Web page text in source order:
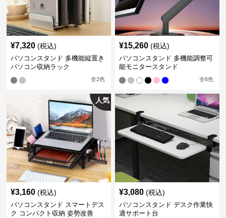
¥7,320 (税込)
パソコンスタンド 多機能縦置き
パソコン収納ラック
全2色
¥15,260 (税込)
パソコンスタンド 多機能調整可
能モニタースタンド
全6色
人気
¥3,160 (税込)
パソコンスタンド スマートデス
ク コンパクト収納 姿勢改善
¥3,080 (税込)
パソコンスタンド デスク作業快
適サポート台